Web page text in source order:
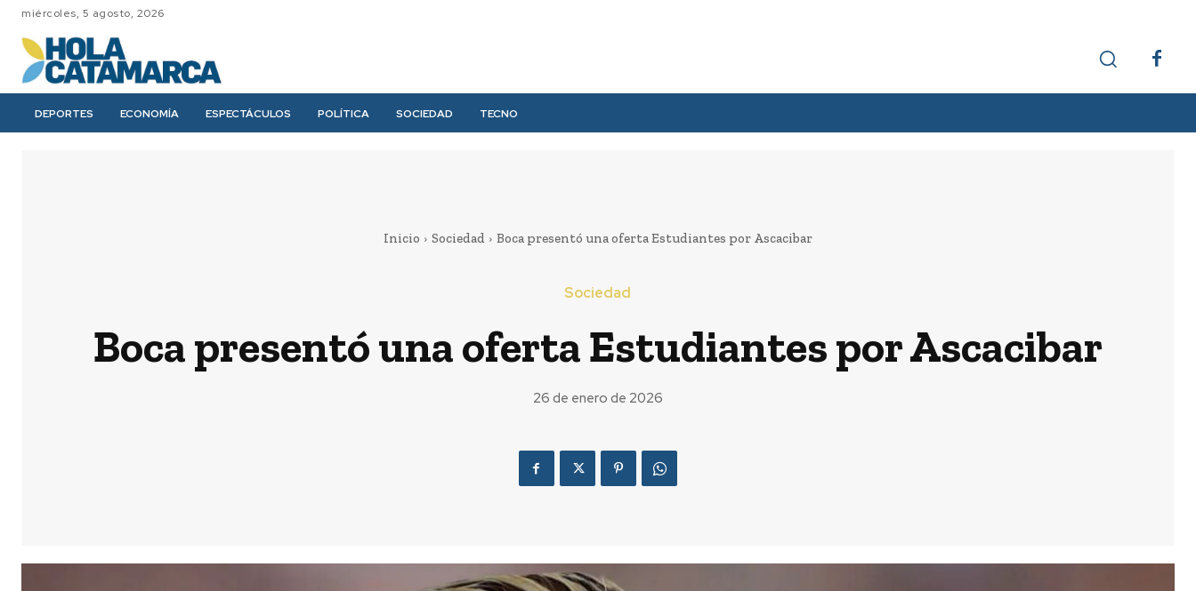
miércoles, 5 agosto, 2026
DEPORTES ECONOMÍA ESPECTÁCULOS POLÍTICA SOCIEDAD TECNO
Inicio Sociedad Boca presentó una oferta Estudiantes por Ascacibar
Sociedad
Boca presentó una oferta Estudiantes por Ascacibar
26 de enero de 2026